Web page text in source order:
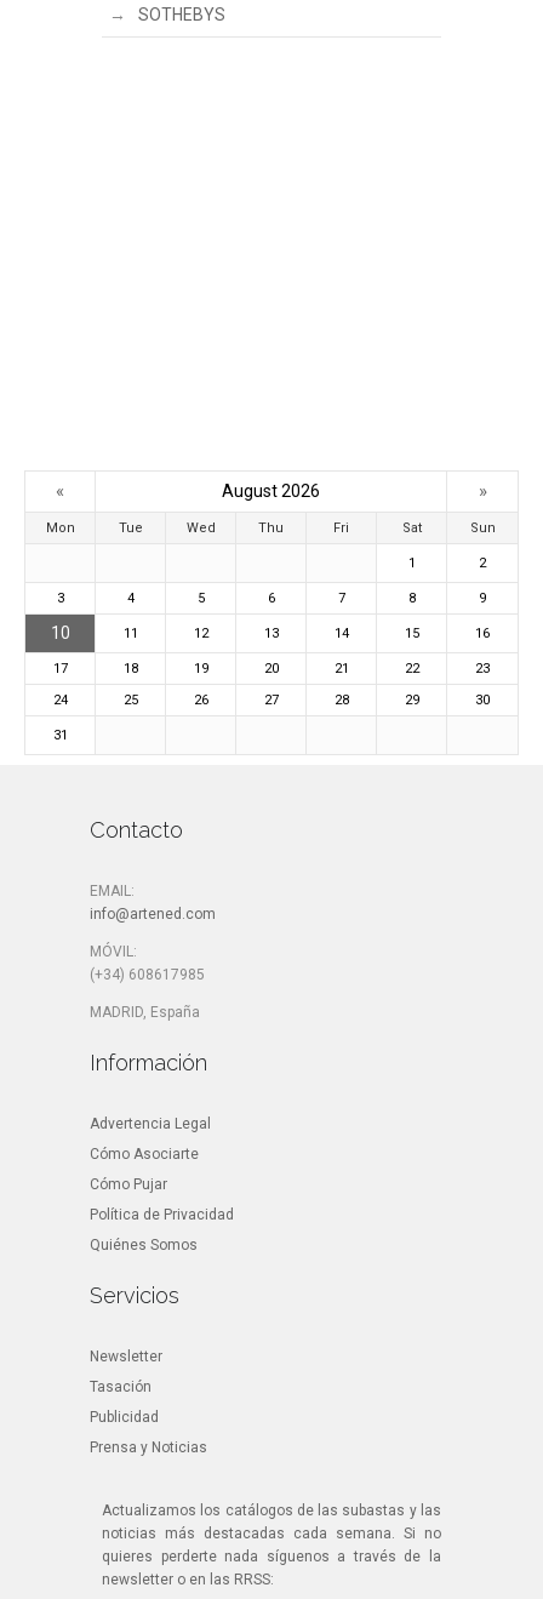
SOTHEBYS
« August 2026 »
Mon Tue Wed Thu Fri Sat Sun
1 2
3 4 5 6 7 8 9
10 11 12 13 14 15 16
17 18 19 20 21 22
23
24
25 26 27 28 29 30
31
Contacto
EMAIL:
info@artened.com
MÓVIL:
(+34) 608617985
MADRID, España
Información
Advertencia Legal
Cómo Asociarte
Cómo Pujar
Política de Privacidad
Quiénes Somos
Servicios
Newsletter
Tasación
Publicidad
Prensa y Noticias
Actualizamos los catálogos de las subastas y las
noticias más destacadas cada semana. Si no
quieres perderte nada síguenos a través de la
newsletter o en las RRSS: